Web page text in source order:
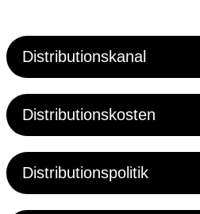
Distributionskanal
Distributionskosten
Distributionspolitik